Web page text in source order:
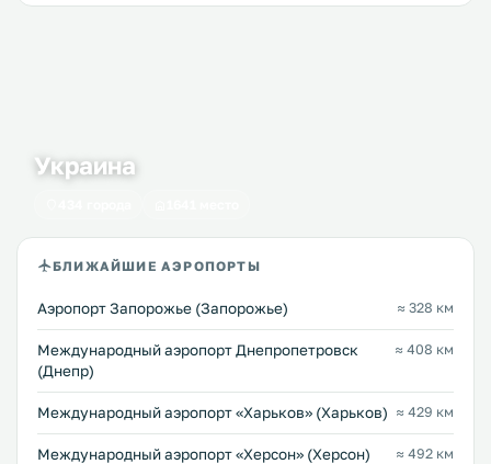
Украина
БЛИЖАЙШИЕ АЭРОПОРТЫ
Аэропорт Запорожье (Запорожье) ≈ 328 км
Международный аэропорт Днепропетровск
(Днепр)
≈ 408 км
Международный аэропорт «Харьков» (Харьков) ≈ 429 км
Международный аэропорт «Херсон» (Херсон) ≈ 492 км